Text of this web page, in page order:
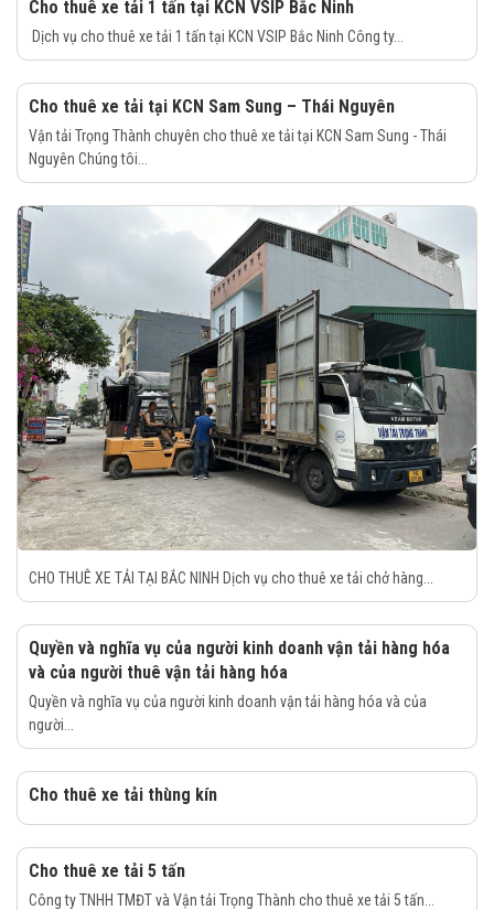
Cho thuê xe tải 1 tấn tại KCN VSIP Bắc Ninh
Dịch vụ cho thuê xe tải 1 tấn tại KCN VSIP Bắc Ninh Công ty...
Cho thuê xe tải tại KCN Sam Sung – Thái Nguyên
Vận tải Trọng Thành chuyên cho thuê xe tải tại KCN Sam Sung - Thái
Nguyên Chúng tôi...
CHO THUÊ XE TẢI TẠI BẮC NINH Dịch vụ cho thuê xe tải chở hàng...
Quyền và nghĩa vụ của người kinh doanh vận tải hàng hóa
và của người thuê vận tải hàng hóa
Quyền và nghĩa vụ của người kinh doanh vận tải hàng hóa và của
người...
Cho thuê xe tải thùng kín
Cho thuê xe tải 5 tấn
Công ty TNHH TMĐT và Vận tải Trọng Thành cho thuê xe tải 5 tấn...